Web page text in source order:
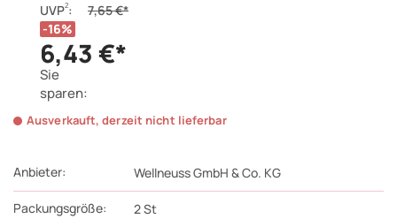
Anbieter: Wellneuss GmbH & Co. KG
Packungsgröße: 2St
UVP2: 7,65 €*
6,43 €*
Sie
sparen:
16%
Ausverkauft, derzeit nicht lieferbar